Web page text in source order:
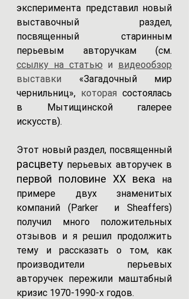
эксперимента представил новый
выставочный раздел,
посвященный старинным
ссылку на статью и видеообзор
выставки «Загадочный мир
чернильниц», которая состоялась
в Мытищинской галерее
искусств).
расцвету
первой половине XX века
на
примере двух знаменитых
компаний (Parker  и Sheaffers)
получил много положительных
отзывов и я решил продолжить
тему и рассказать о том, как
производители перьевых
авторучек пережили маштабный
кризис 1970-1990-х годов.